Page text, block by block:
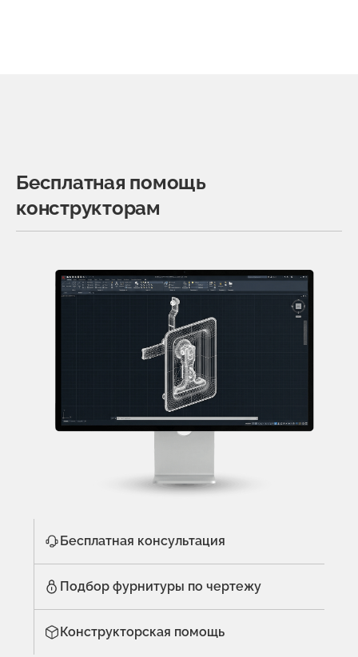
Бесплатная помощь
конструкторам
Бесплатная консультация
Подбор фурнитуры по чертежу
Конструкторская помощь